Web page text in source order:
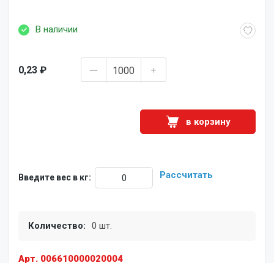
Арт. 006610000020004
В наличии
0,23 ₽
в корзину
Введите вес в кг: Рассчитать
Количество: 0 шт.